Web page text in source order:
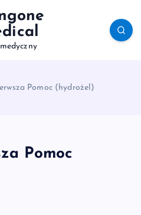
Pomoc (hydrożel)
Pomoc